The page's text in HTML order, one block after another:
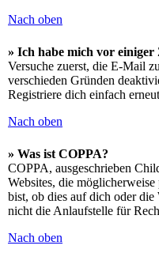
Nach oben
» Ich habe mich vor
Versuche zuerst, die E-Mail
verschieden Gründen
Registriere dich einfach
Nach oben
» Was ist COPPA?
COPPA, ausgeschrieben
Websites, die
bist, ob dies auf dich oder die
nicht die Anlaufstelle für
Nach oben